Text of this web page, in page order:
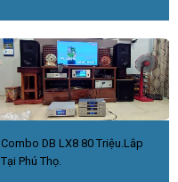
Combo DB LX8 80 Triệu.Lắp
Tại Phú Thọ.